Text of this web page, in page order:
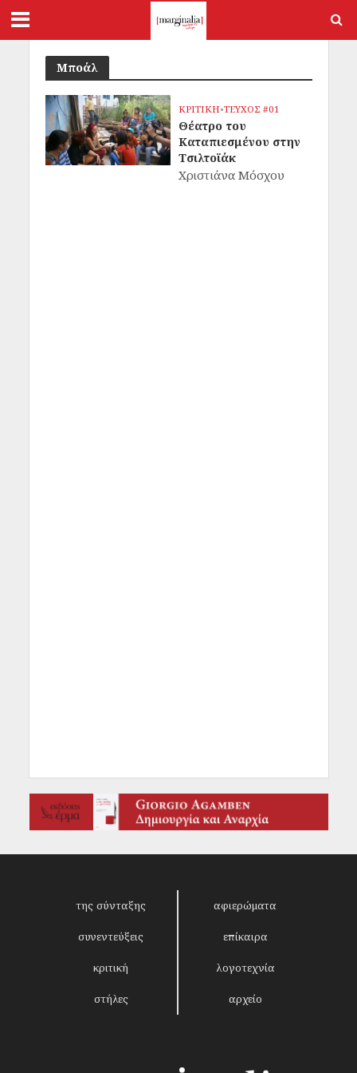
Μποάλ
ΚΡΙΤΙΚΗ•ΤΕΥΧΟΣ #01
Θέατρο του
Καταπιεσμένου στην
Τσιλτοϊάκ
Χριστιάνα Μόσχου
της σύνταξης αφιερώματα
συνεντεύξεις επίκαιρα
κριτική λογοτεχνία
στήλες αρχείο